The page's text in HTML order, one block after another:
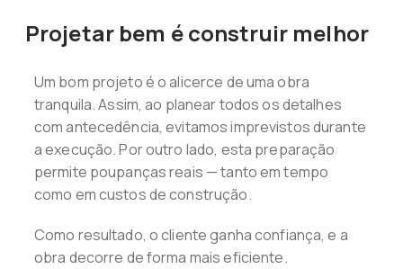
Projetar bem é construir melhor
Um bom projeto é o alicerce de uma obra
tranquila. Assim, ao planear todos os detalhes
com antecedência, evitamos imprevistos durante
a execução. Por outro lado, esta preparação
permite poupanças reais — tanto em tempo
como em custos de construção.
Como resultado, o cliente ganha confiança, e a
obra decorre de forma mais eficiente.